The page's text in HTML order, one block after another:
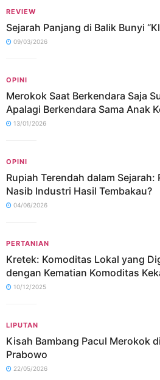
REVIEW
Sejarah Panjang di Balik Bunyi
09/03/2026
OPINI
Merokok Saat Berkendara Saja
Apalagi Berkendara Sama Anak
13/01/2026
OPINI
Rupiah Terendah dalam Sejarah:
Nasib Industri Hasil Tembakau?
04/06/2026
PERTANIAN
Kretek: Komoditas Lokal yang
dengan Kematian Komoditas
10/12/2025
LIPUTAN
Kisah Bambang Pacul Merokok
Prabowo
22/05/2026